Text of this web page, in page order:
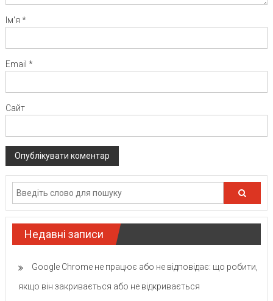
Ім'я *
Email *
Сайт
Недавні записи
Google Chrome не працює або не відповідає: що робити,
якщо він закривається або не відкривається